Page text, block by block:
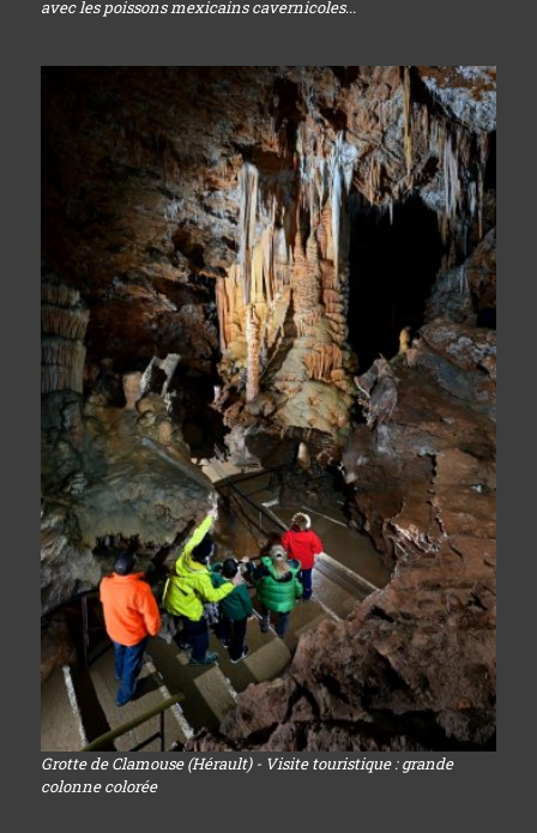
avec les poissons mexicains cavernicoles...
Grotte de Clamouse (Hérault) - Visite touristique : grande
colonne colorée